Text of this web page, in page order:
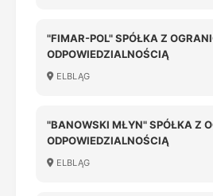
"FIMAR-POL" SPÓŁKA Z
ODPOWIEDZIALNOŚCIĄ
ELBLĄG
"BANOWSKI MŁYN" SPÓŁKA Z
ODPOWIEDZIALNOŚCIĄ
ELBLĄG